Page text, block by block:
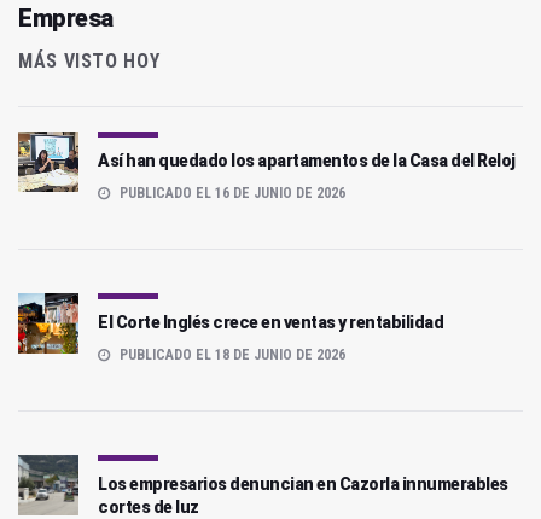
Empresa
MÁS VISTO HOY
Así han quedado los apartamentos de la Casa del Reloj
PUBLICADO EL 16 DE JUNIO DE 2026
El Corte Inglés crece en ventas y rentabilidad
PUBLICADO EL 18 DE JUNIO DE 2026
Los empresarios denuncian en Cazorla innumerables
cortes de luz